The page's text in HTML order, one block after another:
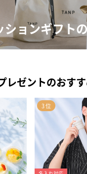
ョンギフト
レゼントのおす